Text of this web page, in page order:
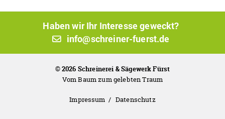
Haben wir Ihr Interesse geweckt?
info@schreiner-fuerst.de
© 2026 Schreinerei & Sägewerk Fürst
Vom Baum zum gelebten Traum
Impressum Datenschutz